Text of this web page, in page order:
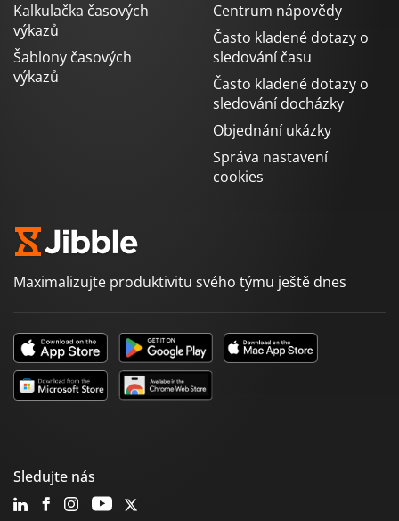
Kalkulačka časových
výkazů
Šablony časových
výkazů
Centrum nápovědy
Často kladené dotazy o
sledování času
Často kladené dotazy o
sledování docházky
Objednání ukázky
Správa nastavení
cookies
Maximalizujte produktivitu svého týmu ještě dnes
Sledujte nás